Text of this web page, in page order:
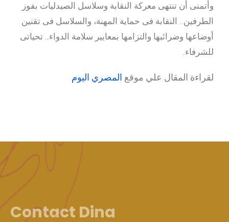
وأتمنى أن تنتهى معركة النقابة وسلاسل الصيدليات بفوز
الطرفين.. النقابة فى حماية المهنة، والسلاسل فى تقنين
أوضاعها وضرائبها والتزامها بمعايير سلامة الدواء.. تحياتى
للشرفاء.
لقراءة المقال علي موقع المصري اليوم
Contact Dina